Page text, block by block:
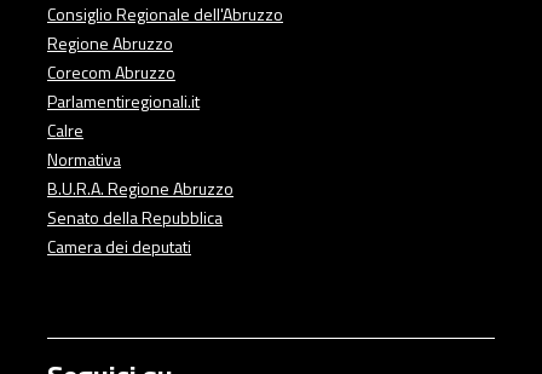
Consiglio Regionale dell'Abruzzo
Regione Abruzzo
Corecom Abruzzo
Parlamentiregionali.it
Calre
Normativa
B.U.R.A. Regione Abruzzo
Senato della Repubblica
Camera dei deputati